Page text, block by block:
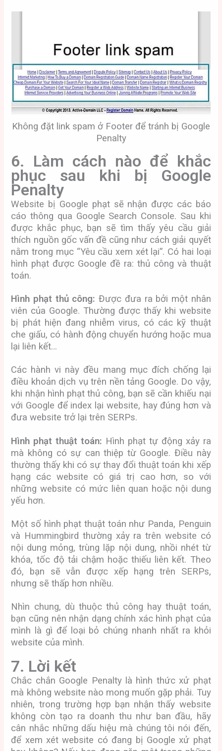
Không đặt link spam ở Footer để tránh bị Google
Penalty
6. Làm cách nào để khắc
phục sau khi bị Google
Penalty
Website bị Google phạt sẽ nhận được các báo
cáo thông qua Google Search Console. Sau khi
được khắc phục, bạn sẽ tìm thấy yêu cầu giải
thích nguồn gốc vấn đề cũng như cách giải quyết
nằm trong mục “Yêu cầu xem xét lại”. Có hai loại
hình phạt được Google đề ra: thủ công và thuật
toán.
Hình phạt thủ công: Được đưa ra bởi một nhân
viên của Google. Thường được thấy khi website
bị phát hiện đang nhiễm virus, có các kỹ thuật
che giấu, có hành động chuyển hướng hoặc mua
lại liên kết…
Các hành vi này đều mang mục đích chống lại
điều khoản dịch vụ trên nền tảng Google. Do vậy,
khi nhận hình phạt thủ công, bạn sẽ cần khiếu nại
với Google để index lại website, hay đúng hơn và
đưa website trở lại trên SERPs.
Hình phạt thuật toán: Hình phạt tự động xảy ra
mà không có sự can thiệp từ Google. Điều này
thường thấy khi có sự thay đổi thuật toán khi xếp
hạng các website có giá trị cao hơn, so với
những website có mức liên quan hoặc nội dung
yếu hơn.
Một số hình phạt thuật toán như Panda, Penguin
và Hummingbird thường xảy ra trên website có
nội dung mỏng, trùng lặp nội dung, nhồi nhét từ
khóa, tốc độ tải chậm hoặc thiếu liên kết. Theo
đó, bạn sẽ vẫn được xếp hạng trên SERPs,
nhưng sẽ thấp hơn nhiều.
Nhìn chung, dù thuộc thủ công hay thuật toán,
bạn cũng nên nhận dạng chính xác hình phạt của
mình là gì để loại bỏ chúng nhanh nhất ra khỏi
website của mình.
7. Lời kết
Chắc chắn Google Penalty là hình thức xử phạt
mà không website nào mong muốn gặp phải. Tuy
nhiên, trong trường hợp bạn nhận thấy website
không còn tạo ra doanh thu như ban đầu, hãy
cân nhắc những dấu hiệu mà chúng tôi nói đến,
để xem xét website có đang bị Google xử phạt